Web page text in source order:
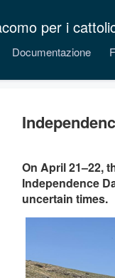
per i
Documentazione
On April 21–22,
Independence
uncertain times.